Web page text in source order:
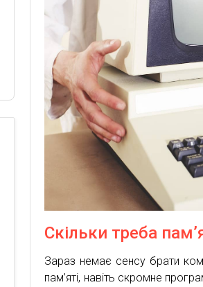
Скільки треба
Зараз немає сенсу брати
пам’яті, навіть скромне